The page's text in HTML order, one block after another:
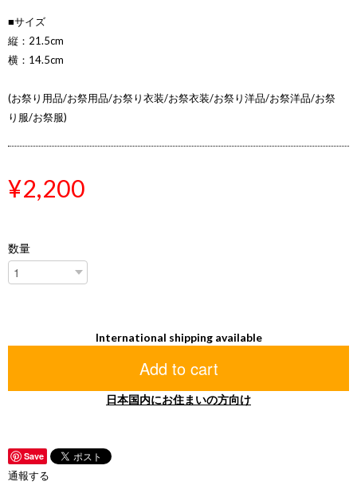
■サイズ
縦：21.5cm
横：14.5cm
(お祭り用品/お祭用品/お祭り衣装/お祭衣装/お祭り洋品/お祭洋品/お祭
り服/お祭服)
¥2,200
数量
International shipping available
Add to cart
日本国内にお住まいの方向け
Save
通報する